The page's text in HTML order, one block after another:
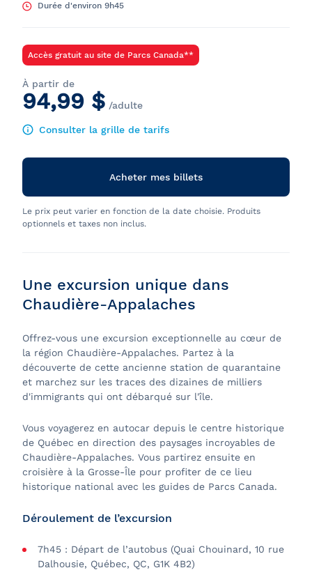
Durée d'environ 9h45
Accès gratuit au site de Parcs Canada**
À partir de
94,99 $ /adulte
Consulter la grille de tarifs
Acheter mes billets
Le prix peut varier en fonction de la date choisie. Produits
optionnels et taxes non inclus.
Une excursion unique dans
Chaudière-Appalaches
Offrez-vous une excursion exceptionnelle au cœur de
la région Chaudière-Appalaches. Partez à la
découverte de cette ancienne station de quarantaine
et marchez sur les traces des dizaines de milliers
d'immigrants qui ont débarqué sur l'île.
Vous voyagerez en autocar depuis le centre historique
de Québec en direction des paysages incroyables de
Chaudière-Appalaches. Vous partirez ensuite en
croisière à la Grosse-Île pour profiter de ce lieu
historique national avec les guides de Parcs Canada.
Déroulement de l’excursion
7h45 : Départ de l’autobus (Quai Chouinard, 10 rue
Dalhousie, Québec, QC, G1K 4B2)